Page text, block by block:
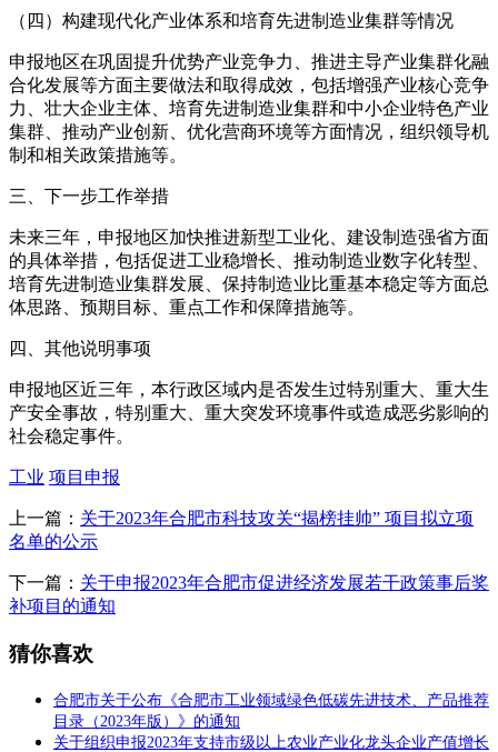
（四）构建现代化产业体系和培育先进制造业集群等情况
申报地区在巩固提升优势产业竞争力、推进主导产业集群化融
合化发展等方面主要做法和取得成效，包括增强产业核心竞争
力、壮大企业主体、培育先进制造业集群和中小企业特色产业
集群、推动产业创新、优化营商环境等方面情况，组织领导机
制和相关政策措施等。
三、下一步工作举措
未来三年，申报地区加快推进新型工业化、建设制造强省方面
的具体举措，包括促进工业稳增长、推动制造业数字化转型、
培育先进制造业集群发展、保持制造业比重基本稳定等方面总
体思路、预期目标、重点工作和保障措施等。
四、其他说明事项
申报地区近三年，本行政区域内是否发生过特别重大、重大生
产安全事故，特别重大、重大突发环境事件或造成恶劣影响的
社会稳定事件。
工业 项目申报
上一篇： 关于2023年合肥市科技攻关“揭榜挂帅” 项目拟立项
名单的公示
下一篇： 关于申报2023年合肥市促进经济发展若干政策事后奖
补项目的通知
猜你喜欢
合肥市关于公布《合肥市工业领域绿色低碳先进技术、产品推荐
目录（2023年版）》的通知
关于组织申报2023年支持市级以上农业产业化龙头企业产值增长